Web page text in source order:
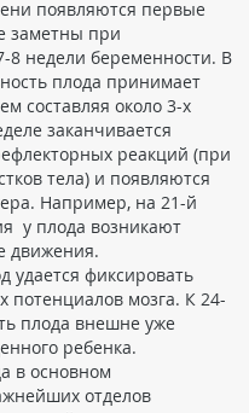
(КТ)
(МРТ)
появляются первые
заметны при
8 недели беременности. В
плода принимает
составляя около 3-х
заканчивается
реакций (при
тела) и появляются
Например, на 21-й
у плода возникают
движения.
удается фиксировать
потенциалов мозга. К 24-
плода внешне уже
ребенка.
в основном
отделов